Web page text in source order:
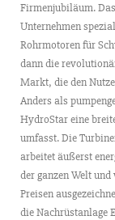
Firmenjubiläum.
Unternehmen
Rohrmotoren für
dann die
Markt, die den
Anders als
HydroStar eine
umfasst. Die
arbeitet äußerst
der ganzen Welt
Preisen
die Nachrüstanlage